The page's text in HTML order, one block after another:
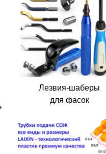
Лезвия-шаберы
для фасок